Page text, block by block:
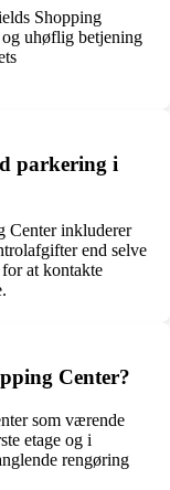
Shopping
uhøflig betjening
parkering i
Center inkluderer
end selve
at kontakte
Center?
som værende
etage og i
rengøring